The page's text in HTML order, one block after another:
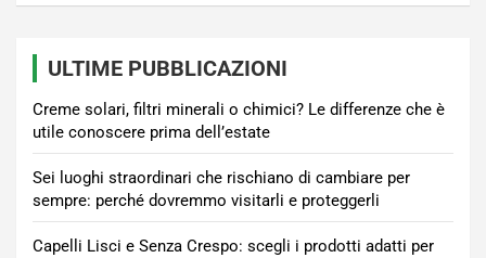
ULTIME PUBBLICAZIONI
Creme solari, filtri minerali o chimici? Le differenze che è
utile conoscere prima dell’estate
Sei luoghi straordinari che rischiano di cambiare per
sempre: perché dovremmo visitarli e proteggerli
Capelli Lisci e Senza Crespo: scegli i prodotti adatti per